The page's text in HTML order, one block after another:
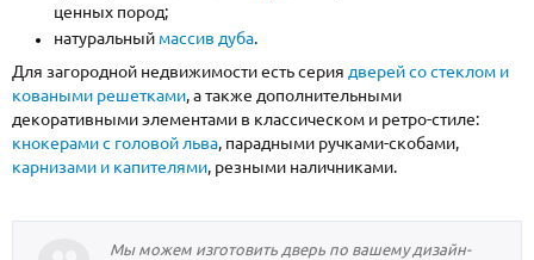
ценных пород;
натуральный массив дуба.
Для загородной недвижимости есть серия дверей со стеклом и
коваными решетками, а также дополнительными
декоративными элементами в классическом и ретро-стиле:
кнокерами с головой льва, парадными ручками-скобами,
карнизами и капителями, резными наличниками.
Мы можем изготовить дверь по вашему дизайн-